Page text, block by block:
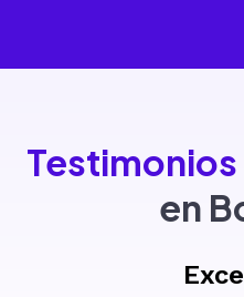
Testimonios
en